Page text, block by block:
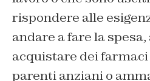
rispondere alle
andare a fare la
acquistare dei
parenti anziani o